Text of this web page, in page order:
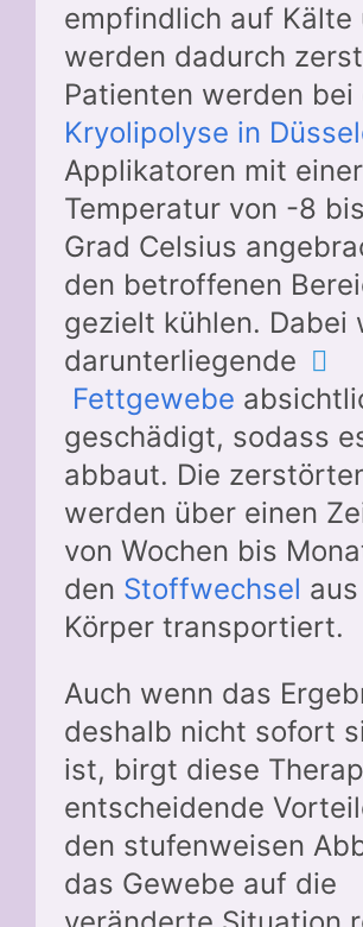
empfindlich auf Kälte
werden dadurch
Patienten werden bei
Kryolipolyse in
Applikatoren mit einer
Temperatur von -8
Grad Celsius
den betroffenen
gezielt kühlen. Dabei
darunterliegende
Fettgewebe
geschädigt, sodass
abbaut. Die
werden über einen
von Wochen bis
den Stoffwechsel
Körper transportiert.
Auch wenn das
deshalb nicht sofort
ist, birgt diese
entscheidende
den stufenweisen
das Gewebe auf die